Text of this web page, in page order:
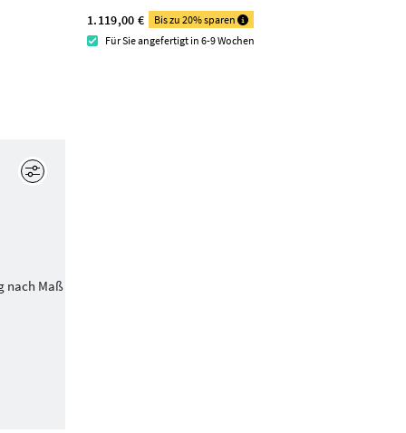
1.119,00 €
Bis zu 20% sparen
Für Sie angefertigt in 6-9 Wochen